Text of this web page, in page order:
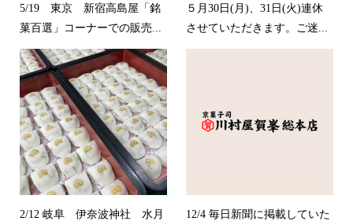
5/19 東京 新宿高島屋「銘
菓百選」コーナーでの販売...
５月30日(月)、31日(火)連休
させていただきます。ご迷...
2/12 岐阜 伊奈波神社 水月
12/4 毎日新聞に掲載していた